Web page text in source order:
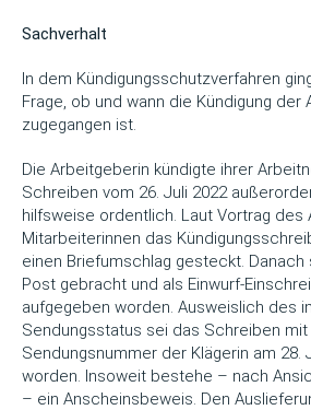
Sachverhalt
In dem Kündigungsschutzverfahren
Frage, ob und wann die Kündigung der
zugegangen ist.
Die Arbeitgeberin kündigte ihrer
Schreiben vom 26. Juli 2022
hilfsweise ordentlich. Laut Vortrag des
Mitarbeiterinnen das
einen Briefumschlag gesteckt.
Post gebracht und als Einwurf-
aufgegeben worden. Ausweislich des
Sendungsstatus sei das Schreiben
Sendungsnummer der Klägerin am 28.
worden. Insoweit bestehe – nach
– ein Anscheinsbeweis. Den